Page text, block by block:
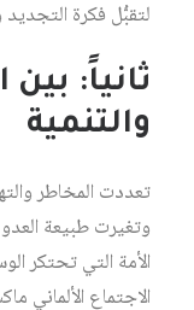
لتقبُّل فكرة التجديد
ثانياً:
والتنمية
تعددت المخاطر
وتغيرت طبيعة
الأمة التي تحتكر